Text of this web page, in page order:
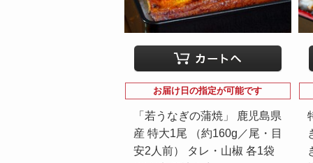
お届け日の指定が可能です
「若うなぎの蒲焼」 鹿児島県
産 特大1尾 （約160g／尾・目
安2人前） タレ・山椒 各1袋